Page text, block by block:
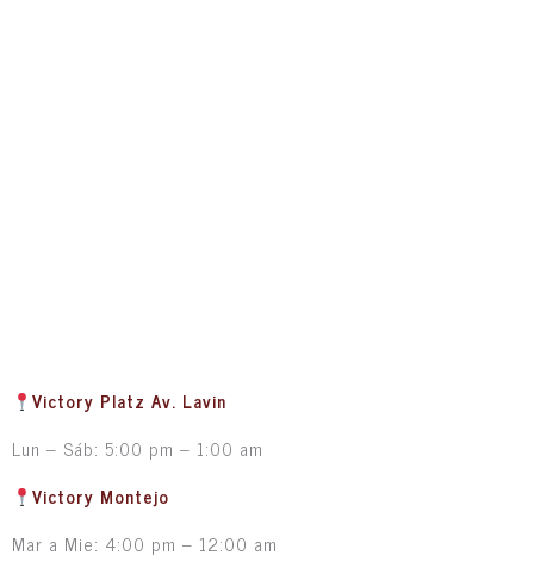
Victory Platz Av. Lavin
Lun – Sáb: 5:00 pm – 1:00 am
Victory Montejo
Mar a Mie: 4:00 pm – 12:00 am